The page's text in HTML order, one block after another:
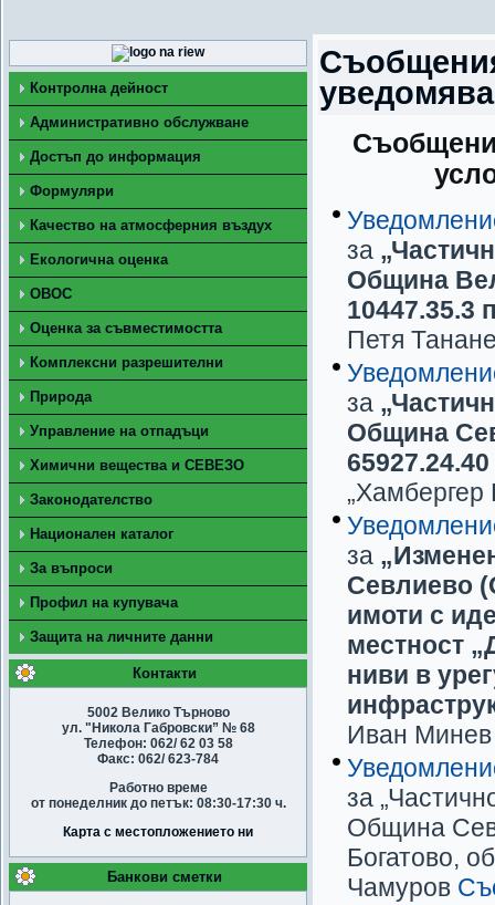
Контролна дейност
Административно обслужване
Достъп до информация
Формуляри
Качество на атмосферния въздух
Екологична оценка
ОВОС
Оценка за съвместимостта
Комплексни разрешителни
Природа
Управление на отпадъци
Химични вещества и СЕВЕЗО
Законодателство
Национален каталог
За въпроси
Профил на купувача
Защита на личните данни
Контакти
5002 Велико Търново
ул. "Никола Габровски” № 68
Телефон: 062/ 62 03 58
Факс: 062/ 623-784
Работно време
от понеделник до петък: 08:30-17:30 ч.
Карта с местопложението ни
Банкови сметки
за
Община
10447.35.3
Петя
за
Община
за
Севлиево
имоти с
местност
ниви в
Иван
за
Община
Богатово,
Чамуров